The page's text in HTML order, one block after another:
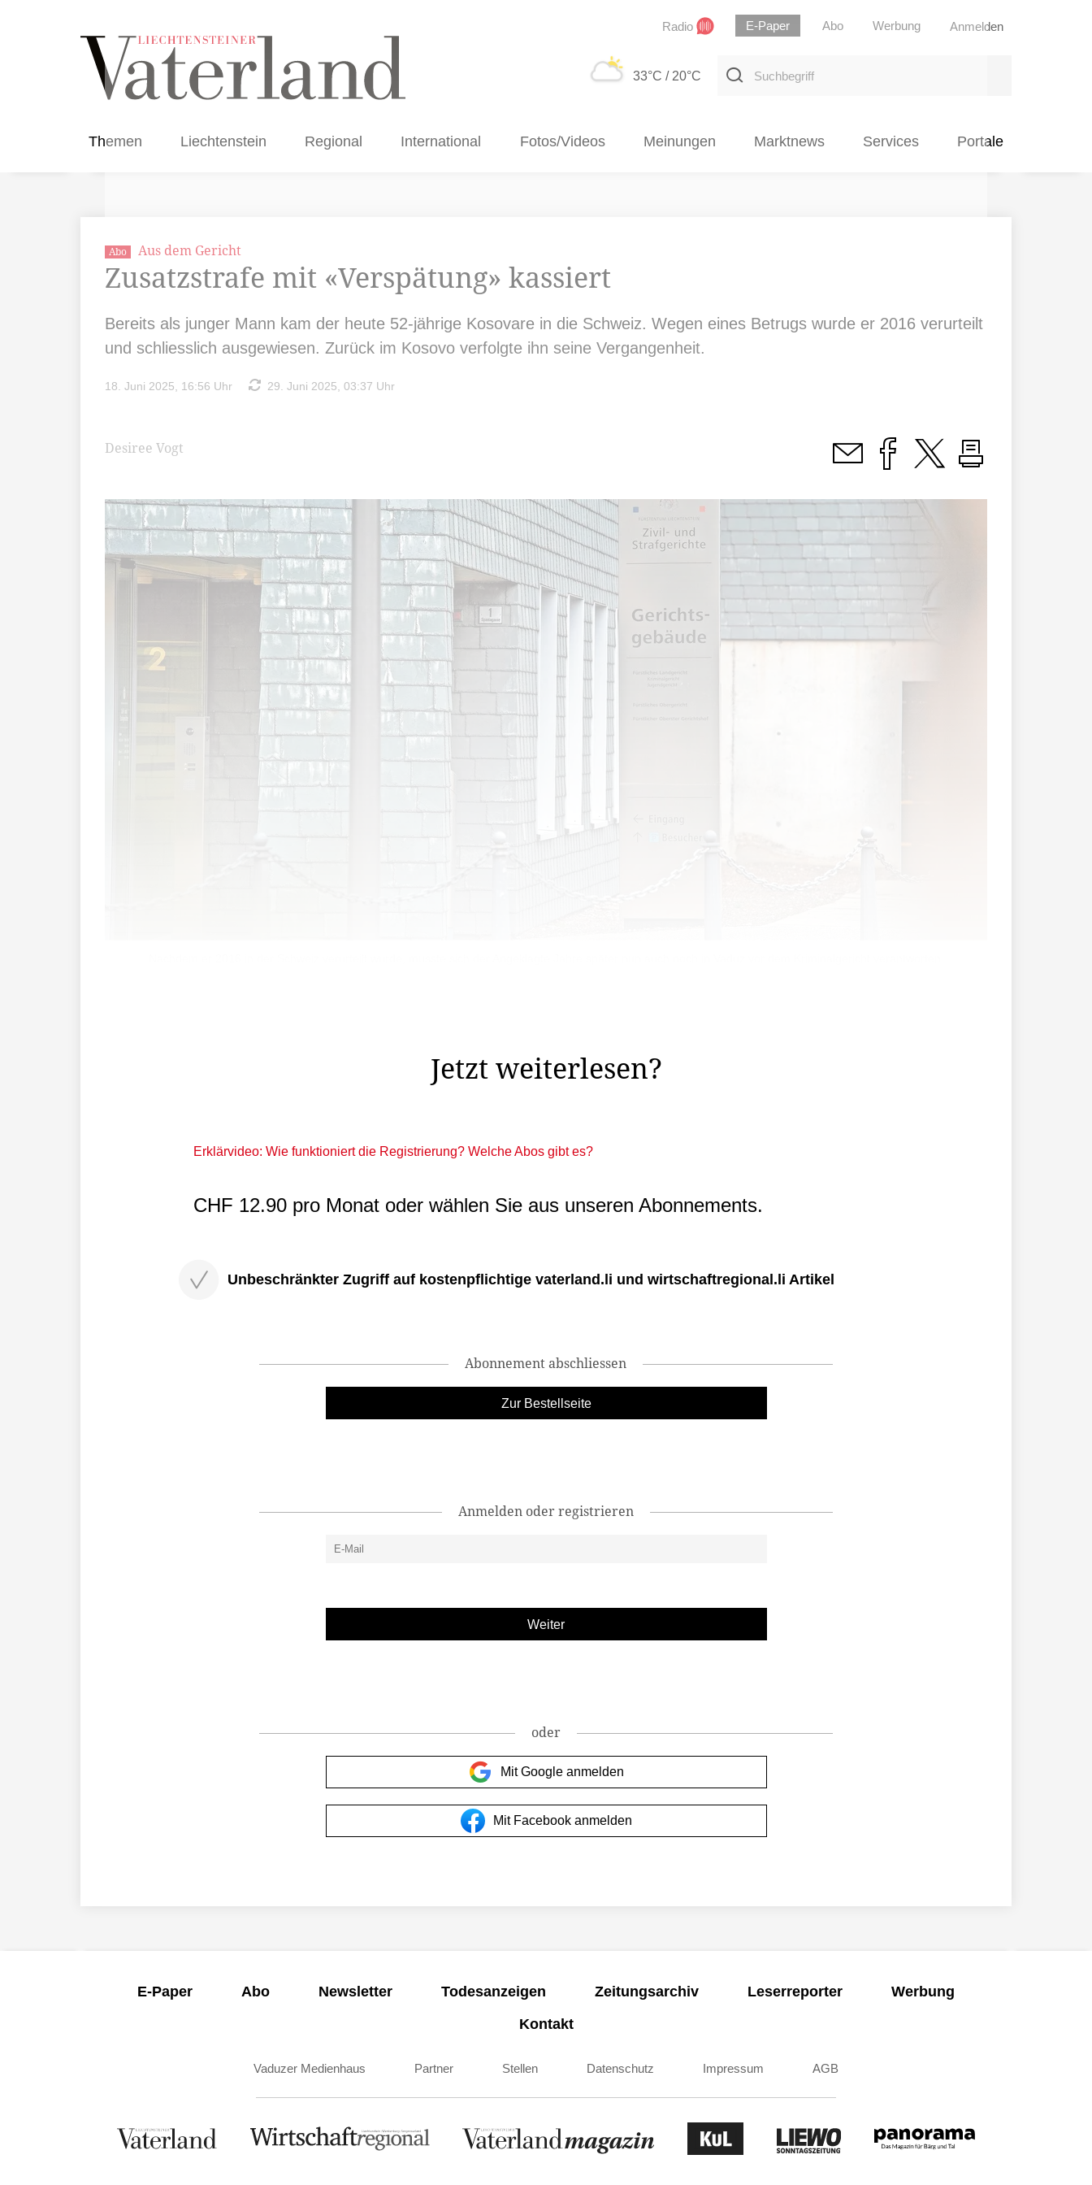
Radio E-Paper Abo Werbung Anmelden
33°C / 20°C
Suchbegriff
Themen Liechtenstein Regional International Fotos/Videos Meinungen Marktnews Services Portale
Abo Aus dem Gericht
Zusatzstrafe mit «Verspätung» kassiert
Bereits als junger Mann kam der heute 52-jährige Kosovare in die Schweiz. Wegen eines Betrugs wurde er 2016 verurteilt
und schliesslich ausgewiesen. Zurück im Kosovo verfolgte ihn seine Vergangenheit.
18. Juni 2025, 16:56 Uhr 29. Juni 2025, 03:37 Uhr
Desiree Vogt
Jetzt weiterlesen?
Erklärvideo: Wie funktioniert die Registrierung? Welche Abos gibt es?
CHF 12.90 pro Monat oder wählen Sie aus unseren Abonnements.
Unbeschränkter Zugriff auf kostenpflichtige vaterland.li und wirtschaftregional.li Artikel
Abonnement abschliessen
Zur Bestellseite
Anmelden oder registrieren
oder
Mit Google anmelden
Mit Facebook anmelden
E-Paper Abo Newsletter Todesanzeigen Zeitungsarchiv Leserreporter
Werbung
Kontakt
Vaduzer Medienhaus Partner Stellen Datenschutz Impressum AGB